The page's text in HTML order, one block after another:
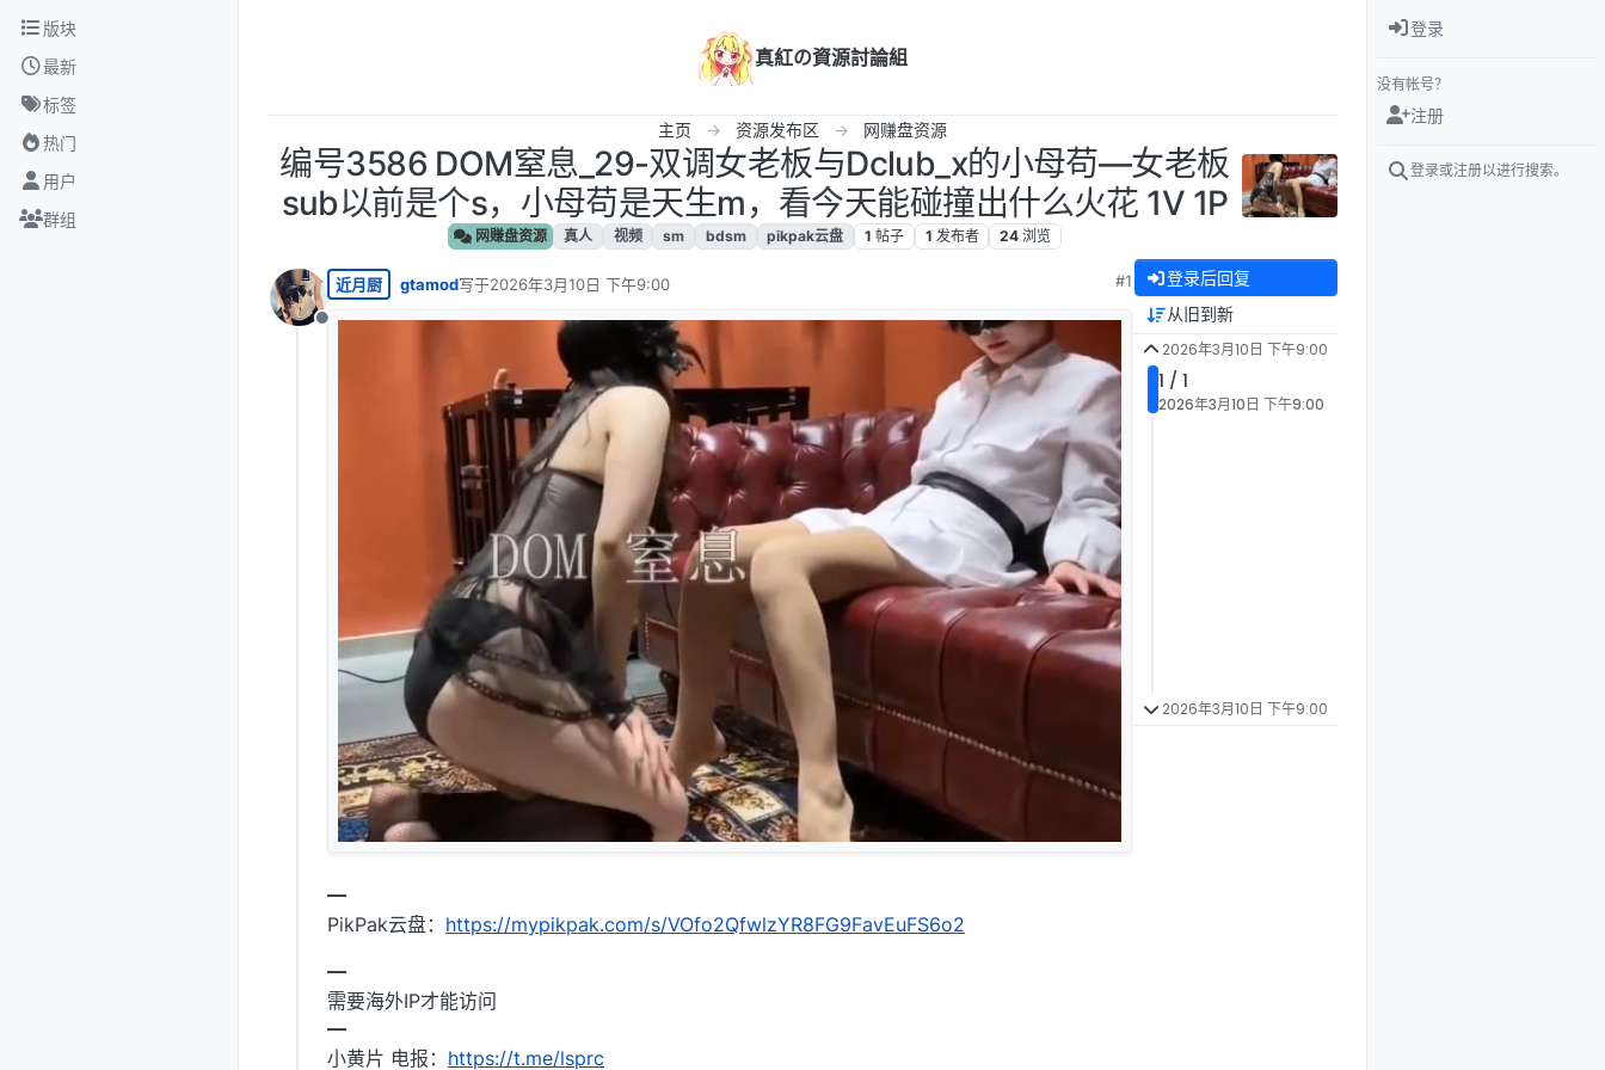
跳转至内容
版块
最新
标签
热门
用户
群组
真紅の資源討論組
主页 资源发布区 网赚盘资源
编号3586 DOM窒息_29-双调女老板与Dclub_x的小母苟—女老板
sub以前是个s，小母苟是天生m，看今天能碰撞出什么火花 1V 1P
网赚盘资源 真人 视频 sm bdsm pikpak云盘 1 帖子 1 发布者 24 浏览
离线
近月厨 gtamod写于2026年3月10日 下午9:00
最后由 编辑
#1
━
PikPak云盘： https://mypikpak.com/s/VOfo2QfwlzYR8FG9FavEuFS6o2
━
需要海外IP才能访问
━
小黄片 电报： https://t.me/lsprc
登录后回复
从旧到新
2026年3月10日 下午9:00
1 / 1
2026年3月10日 下午9:00
2026年3月10日 下午9:00
登录
没有帐号？
注册
登录或注册以进行搜索。